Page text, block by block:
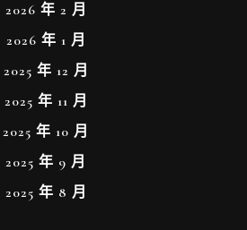
2026 年 2 月
2026 年 1 月
2025 年 12 月
2025 年 11 月
2025 年 10 月
2025 年 9 月
2025 年 8 月